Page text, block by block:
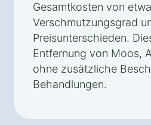
Gesamtkosten von
Verschmutzungsgrad
Preisunterschieden.
Entfernung von Moos,
ohne zusätzliche
Behandlungen.